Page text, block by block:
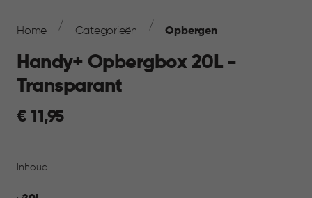
Navigation
Home Categorieën Opbergen
Handy+ Opbergbox 20L -
Transparant
€
€ 11,95
Inhoud